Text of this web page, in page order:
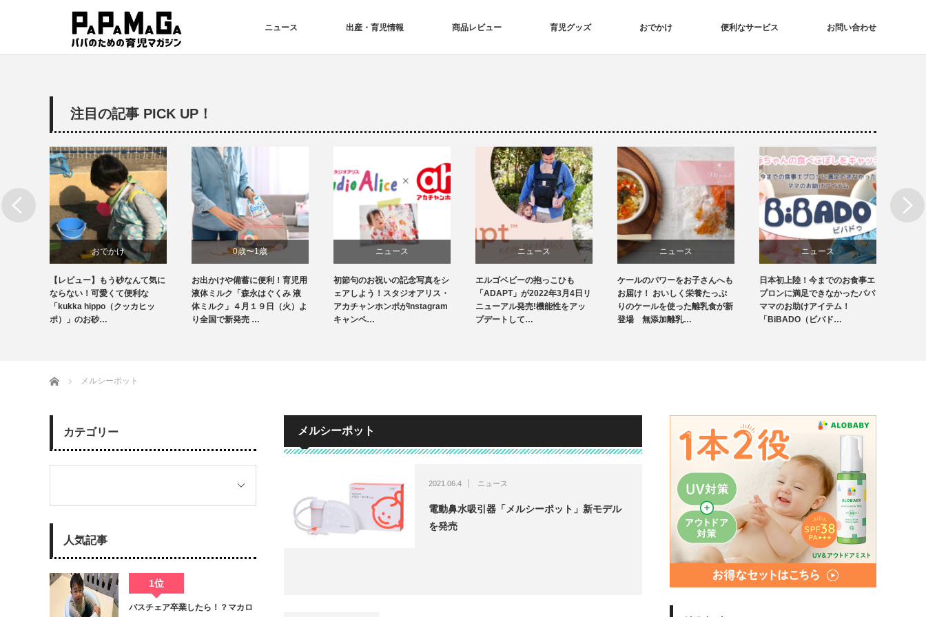
ニュース 出産・育児情報 商品レビュー 育児グッズ おでかけ 便利なサービス お問い合わせ
注目の記事 PICK UP！
おでかけ
商品レビュー
育児グッズ
【レビュー】もう砂なんて気に
ならない！可愛くて便利な
「kukka hippo（クッカヒッ
ポ）」のお砂…
0歳〜1歳
ニュース
出産・育児情報
お出かけや備蓄に便利！育児用
液体ミルク「森永はぐくみ 液
体ミルク」４月１９日（火）よ
り全国で新発売 …
ニュース
初節句のお祝いの記念写真をシ
ェアしよう！スタジオアリス・
アカチャンホンポがInstagram
キャンペ…
ニュース
育児グッズ
エルゴベビーの抱っこひも
「ADAPT」が2022年3月4日リ
ニューアル発売!機能性をアッ
プデートして…
ニュース
授乳・食事
未分類
ケールのパワーをお子さんへも
お届け！ おいしく栄養たっぷ
りのケールを使った離乳食が新
登場 無添加離乳…
ニュース
授乳・食事
日本初上陸！今までのお食事エ
プロンに満足できなかったパパ
ママのお助けアイテム！
「BiBADO（ビバド…
Next
ホーム メルシーポット
メルシーポット
2021.06.4 ニュース
電動鼻水吸引器「メルシーポット」新モデル
を発売
カテゴリー
人気記事
1位
バスチェア卒業したら！？マカロ